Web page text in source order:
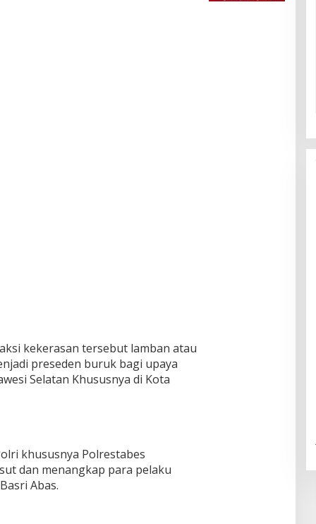
kekerasan tersebut lamban atau
preseden buruk bagi upaya
Selatan Khususnya di Kota
khususnya Polrestabes
dan menangkap para pelaku
Abas.